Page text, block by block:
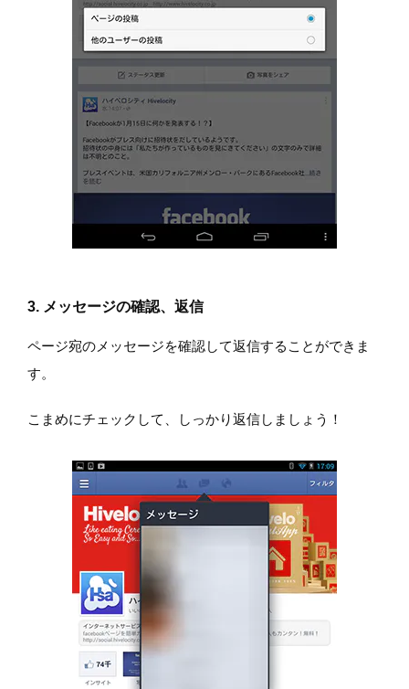
3. メッセージの確認、返信
ページ宛のメッセージを確認して返信することができま
す。
こまめにチェックして、しっかり返信しましょう！